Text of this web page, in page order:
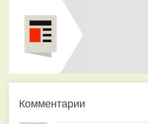
Комментарии